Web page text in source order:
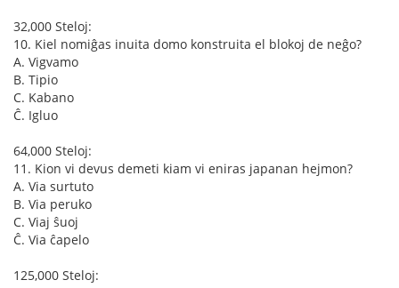
32,000 Steloj:
10. Kiel nomiĝas inuita domo konstruita el blokoj de neĝo?
A. Vigvamo
B. Tipio
C. Kabano
Ĉ. Igluo
64,000 Steloj:
11. Kion vi devus demeti kiam vi eniras japanan hejmon?
A. Via surtuto
B. Via peruko
C. Viaj ŝuoj
Ĉ. Via ĉapelo
125,000 Steloj: